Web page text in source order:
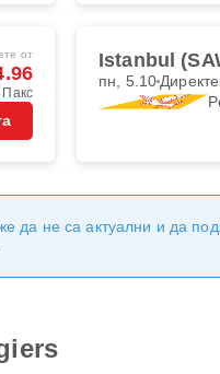
от Istanbul
пн, 5.10
не са актуални и да